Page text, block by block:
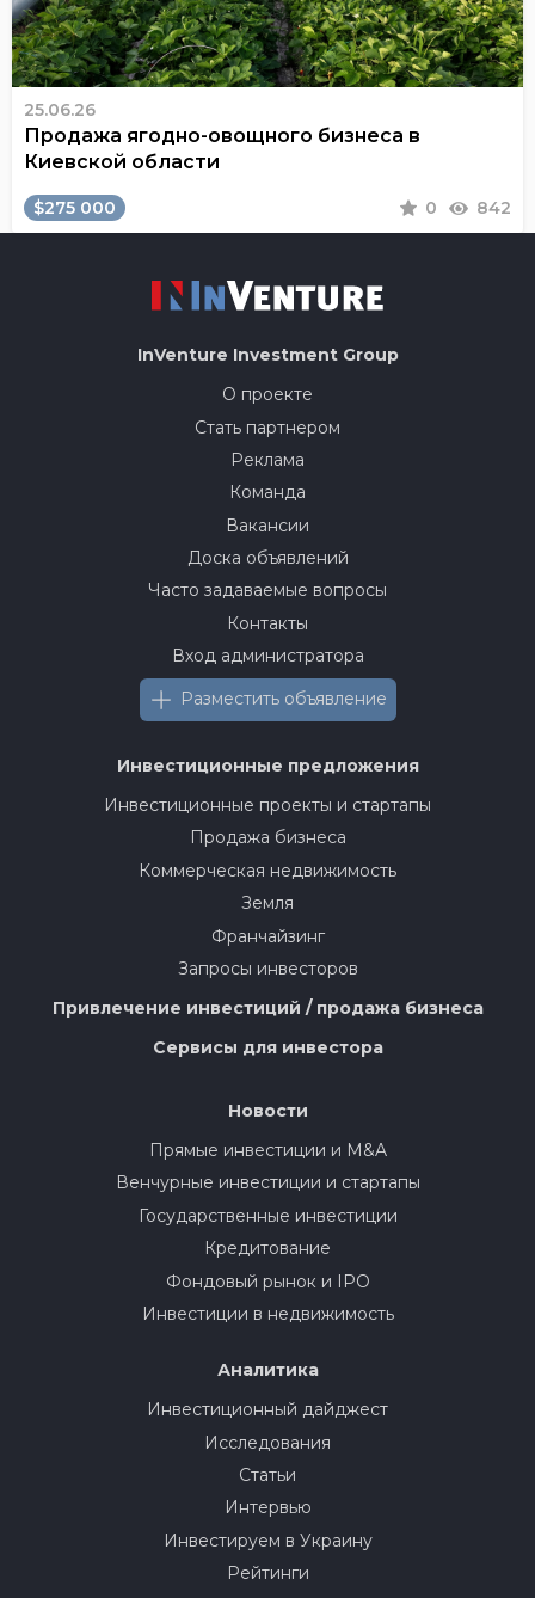
25.06.26
Продажа ягодно-овощного бизнеса в
Киевской области
$275 000 0 842
InVenture Investment Group
О проекте
Стать партнером
Реклама
Команда
Вакансии
Доска объявлений
Часто задаваемые вопросы
Контакты
Вход администратора
Разместить объявление
Инвестиционные предложения
Инвестиционные проекты и стартапы
Продажа бизнеса
Коммерческая недвижимость
Земля
Франчайзинг
Запросы инвесторов
Привлечение инвестиций / продажа бизнеса
Сервисы для инвестора
Новости
Прямые инвестиции и M&A
Венчурные инвестиции и стартапы
Государственные инвестиции
Кредитование
Фондовый рынок и IPO
Инвестиции в недвижимость
Аналитика
Инвестиционный дайджест
Исследования
Статьи
Интервью
Инвестируем в Украину
Рейтинги